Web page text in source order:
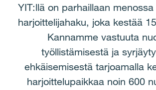
YIT:llä on parhaillaan
harjoittelijahaku, joka kestää
Kannamme vastuuta
työllistämisestä ja
ehkäisemisestä tarjoamalla
harjoittelupaikkaa noin 600